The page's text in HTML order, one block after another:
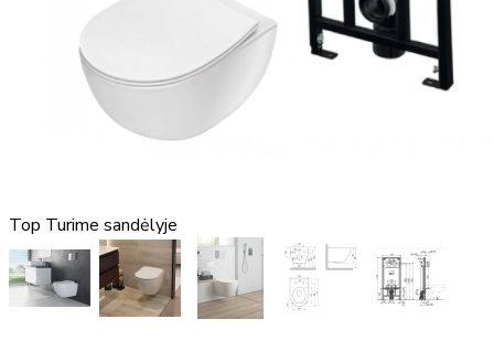
Top Turime sandėlyje